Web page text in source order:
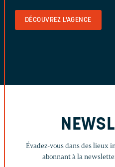
DÉCOUVREZ L'AGENCE
Évadez-vous dans des lieux
abonnant à la